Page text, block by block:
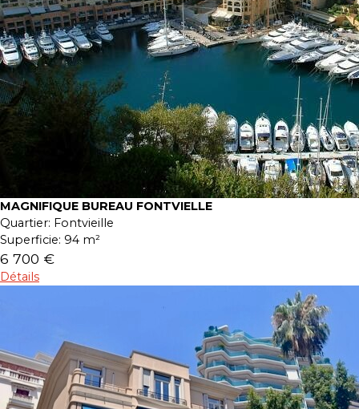
MAGNIFIQUE BUREAU FONTVIELLE
Quartier: Fontvieille
Superficie: 94 m²
6 700 €
Détails